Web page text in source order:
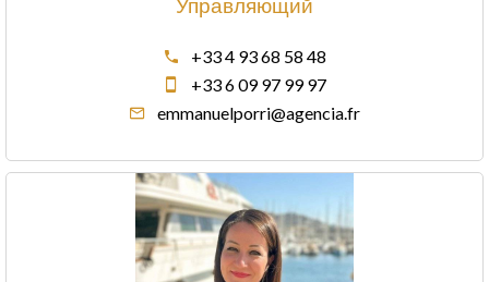
Управляющий
+33 4 93 68 58 48
+33 6 09 97 99 97
emmanuelporri@agencia.fr